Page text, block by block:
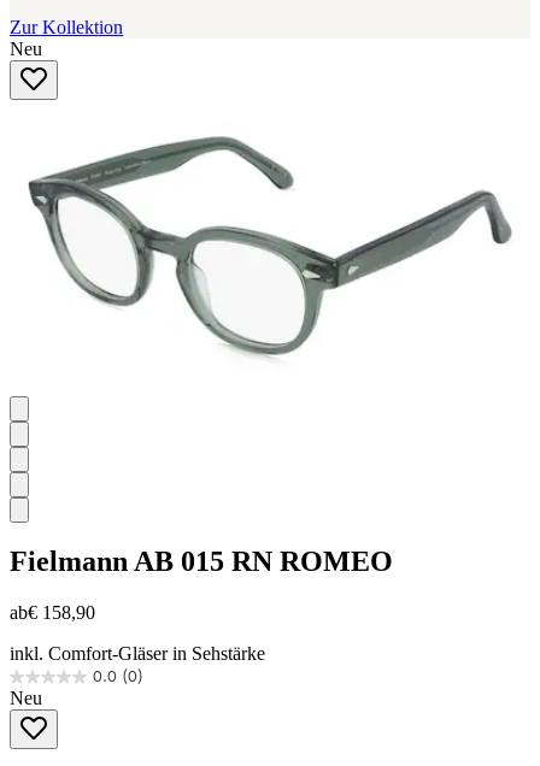
Zur Kollektion
Neu
FielmannAB 015 RN ROMEO
ab€ 158,90
inkl. Comfort-Gläser in Sehstärke
0.0 (0)
0.0
von
Sternen.
Neu